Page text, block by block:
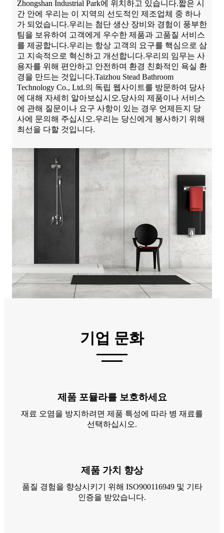
Zhongshan Industrial Park에 위치하고 있습니다.짧은 시
간 안에 우리는 이 지역의 선도적인 제조업체 중 하나
가 되었습니다.우리는 첨단 생산 장비와 경험이 풍부한
팀을 보유하여 고객에게 우수한 제품과 고품질 서비스
를 제공합니다.우리는 항상 고객의 요구를 핵심으로 삼
고 지속적으로 혁신하고 개선합니다.우리의 임무는 사
용자를 위해 편안하고 안전하며 환경 친화적인 욕실 환
경을 만드는 것입니다.Taizhou Stead Bathroom
Technology Co., Ltd.의 독립 웹사이트를 방문하여 당사
에 대해 자세히 알아보십시오.당사의 제품이나 서비스
에 관해 질문이나 요구 사항이 있는 경우 언제든지 당
사에 문의해 주십시오.우리는 당신에게 봉사하기 위해
최선을 다할 것입니다.
기업 문화
제품 포뮬라를 보호하세요
재료 오염을 방지하려면 제품 특성에 따라 병 재료를
선택하십시오.
제품 가치 향상
품질 경험을 향상시키기 위해 ISO900116949 및 기타
인증을 받았습니다.